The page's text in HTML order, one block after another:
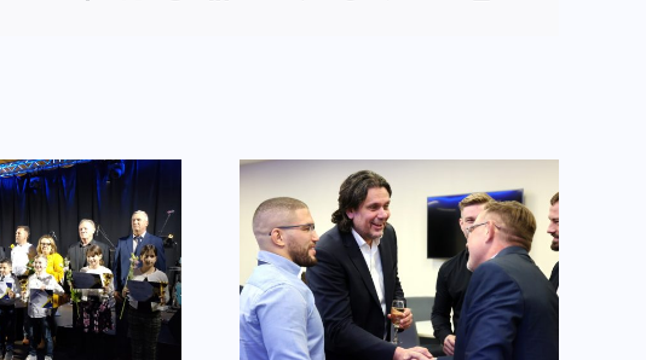
Köszöntés a
klubelnöktől
Találkozzunk a
Sportnapon – a
program!